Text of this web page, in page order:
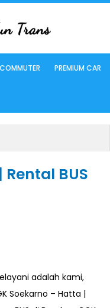
PREMIUM CAR
BUS
adalah kami,
Soekarno – Hatta |